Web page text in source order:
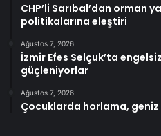
CHP’li Sarıbal’dan orman
politikalarına eleştiri
Ağustos 7, 2026
İzmir Efes Selçuk’ta
güçleniyorlar
Ağustos 7, 2026
Çocuklarda horlama,